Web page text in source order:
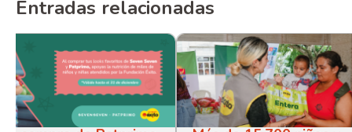
Entradas relacionadas